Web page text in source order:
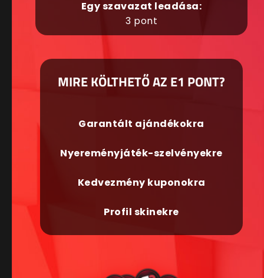
Egy szavazat leadása:
3 pont
MIRE KÖLTHETŐ AZ E1 PONT?
Garantált ajándékokra
Nyereményjáték-szelvényekre
Kedvezmény kuponokra
Profil skinekre